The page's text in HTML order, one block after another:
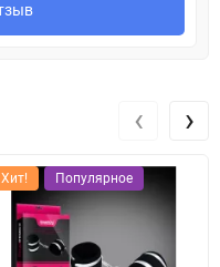
Хит! Популярное
‹ ›